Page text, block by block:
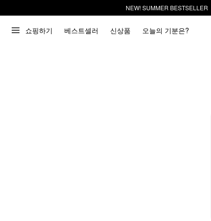
NEW! SUMMER BESTSELLER
쇼핑하기 베스트셀러 신상품 오늘의 기분은?